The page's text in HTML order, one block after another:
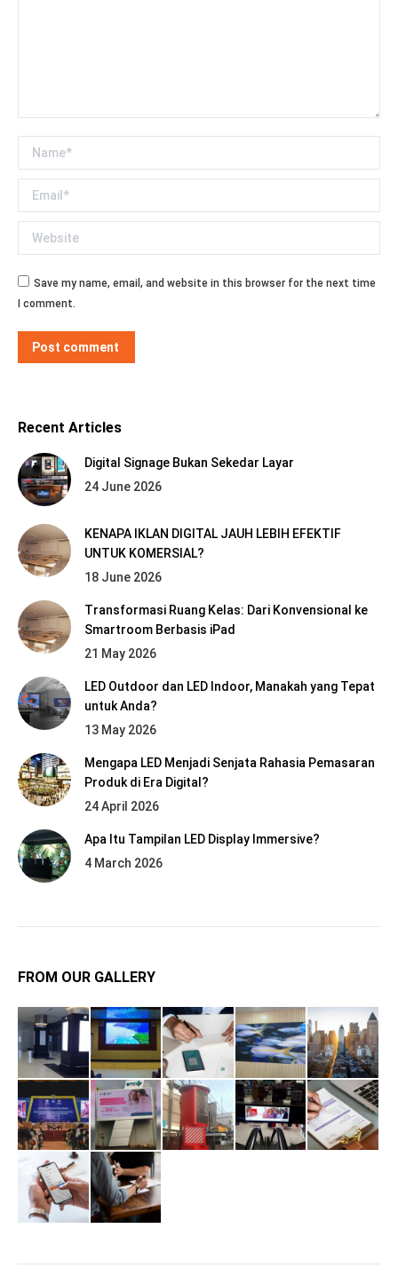
Name *
Email *
Website
Save my name, email, and website in this browser for the next time
I comment.
Post comment
Recent Articles
Digital Signage Bukan Sekedar Layar
24 June 2026
KENAPA IKLAN DIGITAL JAUH LEBIH EFEKTIF
UNTUK KOMERSIAL?
18 June 2026
Transformasi Ruang Kelas: Dari Konvensional ke
Smartroom Berbasis iPad
21 May 2026
LED Outdoor dan LED Indoor, Manakah yang Tepat
untuk Anda?
13 May 2026
Mengapa LED Menjadi Senjata Rahasia Pemasaran
Produk di Era Digital?
24 April 2026
Apa Itu Tampilan LED Display Immersive?
4 March 2026
FROM OUR GALLERY